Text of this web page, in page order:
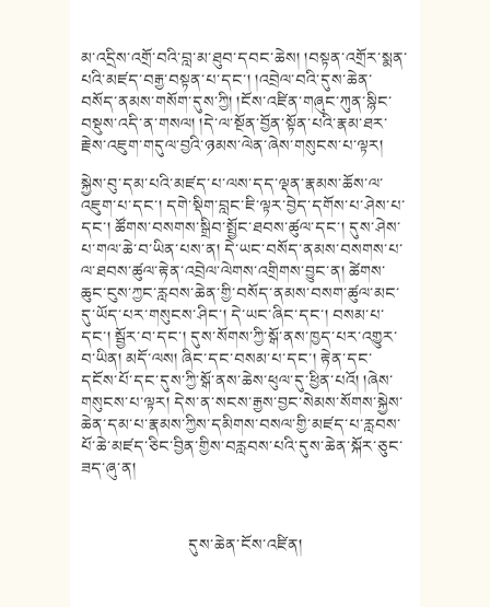
མ་འདྲིས་འགྲོ་བའི་བླ་མ་ཐུབ་དབང་ཆེས། །བསྟན་འགྲོར་སྨན་
པའི་མཛད་བརྒྱ་བསྟན་པ་དང་། །འབྲེལ་བའི་དུས་ཆེན་
བསོད་ནམས་གསོག་དུས་ཀྱི། །ངོས་འཛིན་གཞུང་ཀུན་སྙིང་
བསྡུས་འདི་ན་གསལ། །དེ་ལ་སྔོན་བྱོན་སྟོན་པའི་རྣམ་ཐར་
རྗེས་འཇུག་གདུལ་བྱའི་ཉམས་ལེན་ཞེས་གསུངས་པ་ལྟར།
སྐྱེས་བུ་དམ་པའི་མཛད་པ་ལས་དད་ལྡན་རྣམས་ཆོས་ལ་
འཇུག་པ་དང་། དགེ་སྡིག་བླང་ཇི་ལྟར་བྱེད་དགོས་པ་ཤེས་པ་
དང་། ཚོགས་བསགས་སྒྲིབ་སྤྱོང་ཐབས་ཚུལ་དང་། དུས་ཤེས་
པ་གལ་ཆེ་བ་ཡིན་པས་ན། དེ་ཡང་བསོད་ནམས་བསགས་པ་
ལ་ཐབས་ཚུལ་རྟེན་འབྲེལ་ལེགས་འགྲིགས་བྱུང་ན། ཚེགས་
ཆུང་ངུས་ཀྱང་རླབས་ཆེན་གྱི་བསོད་ནམས་བསག་ཚུལ་མང་
དུ་ཡོད་པར་གསུངས་ཤིང་། དེ་ཡང་ཞིང་དང་། བསམ་པ་
དང་། སྦྱོར་བ་དང་། དུས་སོགས་ཀྱི་སྒོ་ནས་ཁྱད་པར་འགྱུར་
བ་ཡིན། མདོ་ལས། ཞིང་དང་བསམ་པ་དང་། རྟེན་དང་
དངོས་པོ་དང་དུས་ཀྱི་སྒོ་ནས་ཆེས་ཕུལ་དུ་ཕྱིན་པའོ། །ཞེས་
གསུངས་པ་ལྟར། དེས་ན་སངས་རྒྱས་བྱང་སེམས་སོགས་སྐྱེས་
ཆེན་དམ་པ་རྣམས་ཀྱིས་དམིགས་བསལ་གྱི་མཛད་པ་རླབས་
པོ་ཆེ་མཛད་ཅིང་བྱིན་གྱིས་བརླབས་པའི་དུས་ཆེན་སྐོར་ཅུང་
ཟད་ཞུ་ན།
དུས་ཆེན་ངོས་འཛིན།